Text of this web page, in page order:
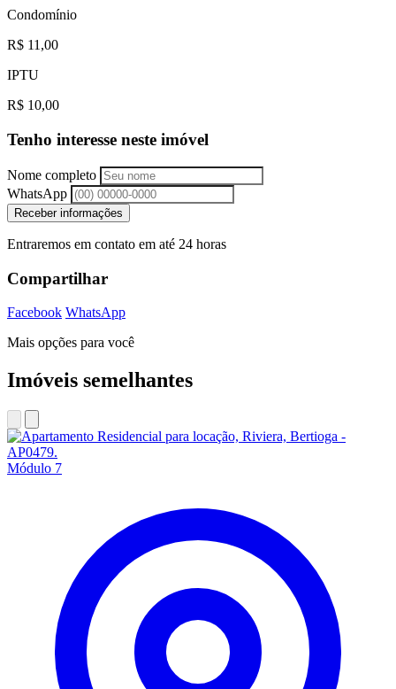
Condomínio
R$ 11,00
IPTU
R$ 10,00
Tenho interesse neste imóvel
Nome completo
WhatsApp
Receber informações
Entraremos em contato em até 24 horas
Compartilhar
Facebook WhatsApp
Mais opções para você
Imóveis semelhantes
Módulo 7